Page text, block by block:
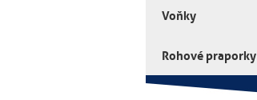
Voňky
Rohové praporky